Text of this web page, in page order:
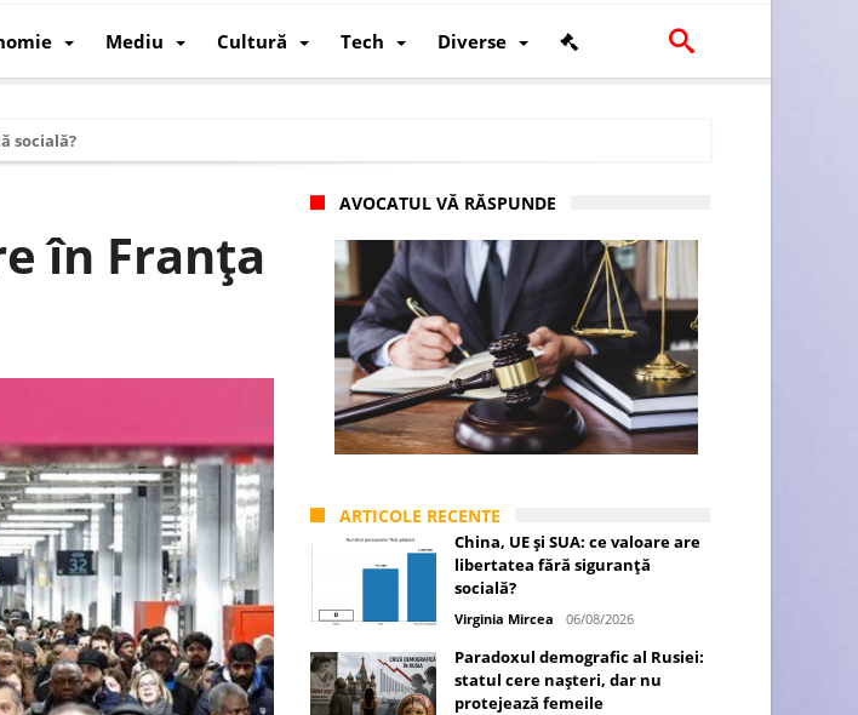
Mediu Cultură Tech Diverse
socială?
și rivalul economic al SUA
– O analiză structurală a demografiei, fiscalității și poziției României în U.E.
în Franța
AVOCATUL VĂ RĂSPUNDE
ARTICOLE RECENTE
China, UE și SUA: ce valoare are
libertatea fără siguranță
socială?
Virginia Mircea 06/08/2026
Paradoxul demografic al Rusiei:
statul cere nașteri, dar nu
protejează femeile